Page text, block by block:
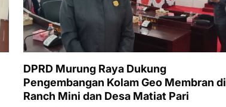
DPRD Murung Raya Dukung
Pengembangan Kolam Geo Membran di
Ranch Mini dan Desa Matiat Pari